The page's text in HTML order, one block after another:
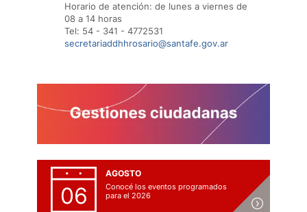
Horario de atención: de lunes a viernes de
08 a 14 horas
Tel: 54 - 341 - 4772531
secretariaddhhrosario@santafe.gov.ar
06
AGOSTO
Conocé los eventos programados
para el 2026